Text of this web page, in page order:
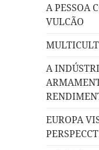
A PESSOA
VULCÃO
A
EUROPA